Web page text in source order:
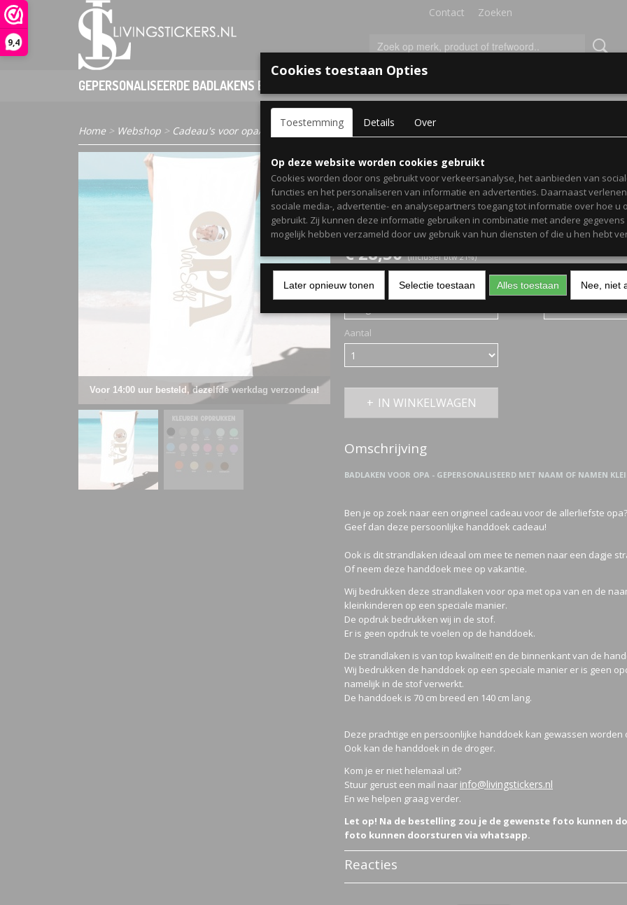
9,4
Contact Zoeken
GEPERSONALISEERDE BADLAKENS EN PONCHO'S VOOR KINDEREN
Home> Webshop > Cadeau's voor opa/oma > Badlaken voor opa - Gepersonaliseerd met naam of namen
Voor 14:00 uur besteld, dezelfde werkdag verzonden!
Badlaken voor opa -
Gepersonaliseerd met
namen kleinkinderen
€ 28,50 (inclusief btw 21%)
Kleur tekst Naam/Namen
Aantal
IN WINKELWAGEN
Omschrijving
BADLAKEN VOOR OPA - GEPERSONALISEERD MET NAAM OF NAMEN
Ben je op zoek naar een origineel cadeau voor de allerliefste opa?
Geef dan deze persoonlijke handdoek cadeau!
Ook is dit strandlaken ideaal om mee te nemen naar een dagje
Of neem deze handdoek mee op vakantie.
Wij bedrukken deze strandlaken voor opa met opa van en de
kleinkinderen op een speciale manier.
De opdruk bedrukken wij in de stof.
Er is geen opdruk te voelen op de handdoek.
De strandlaken is van top kwaliteit! en de binnenkant van de
Wij bedrukken de handdoek op een speciale manier er is geen
namelijk in de stof verwerkt.
De handdoek is 70 cm breed en 140 cm lang.
Deze prachtige en persoonlijke handdoek kan gewassen worden
Ook kan de handdoek in de droger.
Kom je er niet helemaal uit?
Stuur gerust een mail naar info@livingstickers.nl
En we helpen graag verder.
Let op! Na de bestelling zou je de gewenste foto kunnen
foto kunnen doorsturen via whatsapp.
Reacties
Cookies toestaan Opties
Toestemming Details Over
Op deze website worden cookies gebruikt
Cookies worden door ons gebruikt voor verkeersanalyse, het aanbieden van
functies en het personaliseren van informatie en advertenties. Daarnaast
sociale media-, advertentie- en analysepartners toegang tot informatie over hoe u
gebruikt. Zij kunnen deze informatie gebruiken in combinatie met andere gegevens
mogelijk hebben verzameld door uw gebruik van hun diensten of die u hen hebt
Later opnieuw tonen Selectie toestaan Alles toestaan Nee, niet